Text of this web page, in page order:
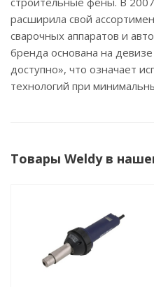
расширила свой
сварочных аппаратов и
бренда основана на
доступно», что означает
технологий при
Товары Weldy в